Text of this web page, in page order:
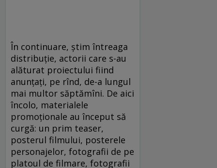
În continuare, ştim întreaga
distribuţie, actorii care s-au
alăturat proiectului fiind
anunţaţi, pe rînd, de-a lungul
mai multor săptămîni. De aici
încolo, materialele
promoţionale au început să
curgă: un prim teaser,
posterul filmului, posterele
personajelor, fotografii de pe
platoul de filmare, fotografii